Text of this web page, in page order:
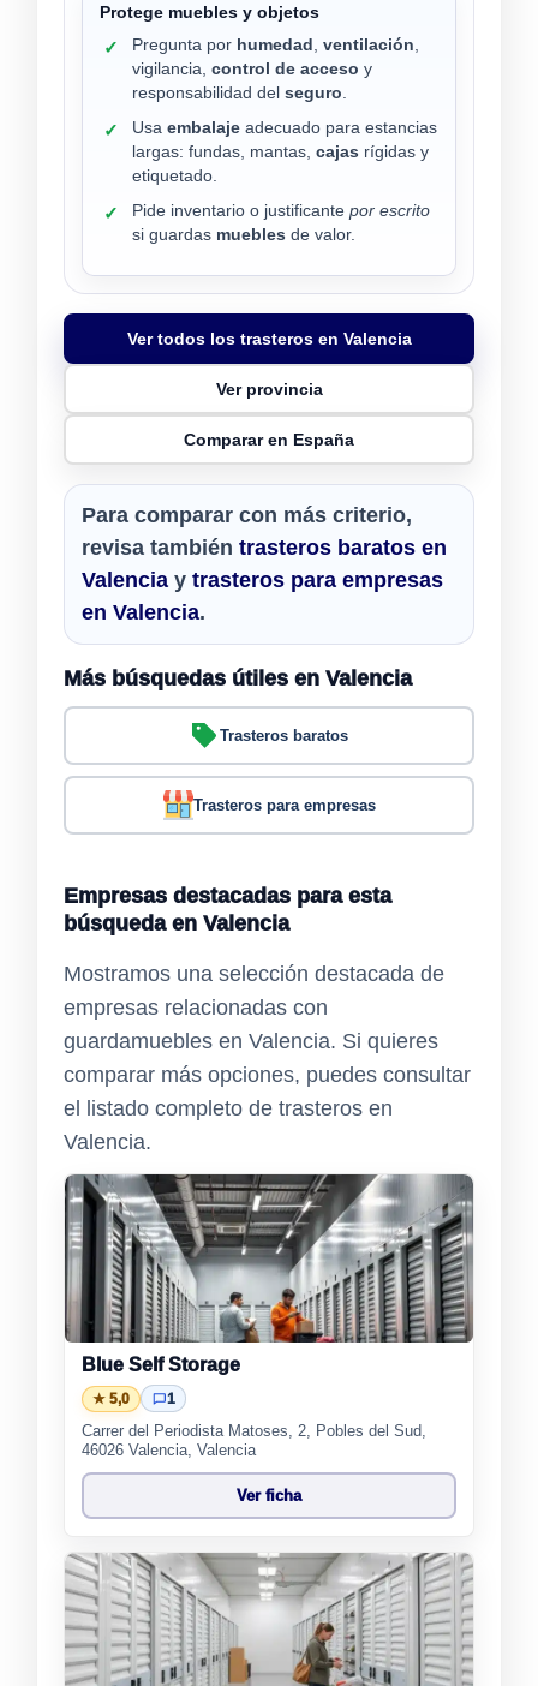
Protege muebles y objetos
✓ Pregunta por humedad , ventilación,
vigilancia, control de acceso y
responsabilidad del seguro.
✓ Usa embalaje adecuado para estancias
largas: fundas, mantas, cajas rígidas y
etiquetado.
✓ Pide inventario o justificante por escrito
si guardas muebles de valor.
Ver todos los trasteros en Valencia
Ver provincia
Comparar en España
Para comparar con más criterio,
revisa también trasteros baratos en
Valencia y trasteros para empresas
en Valencia.
Más búsquedas útiles en Valencia
Trasteros baratos
Trasteros para empresas
Empresas destacadas para esta
búsqueda en Valencia
Mostramos una selección destacada de
empresas relacionadas con
guardamuebles en Valencia. Si quieres
comparar más opciones, puedes consultar
el listado completo de trasteros en
Valencia.
Blue Self Storage
★ 5,0
1
Carrer del Periodista Matoses, 2, Pobles del Sud,
46026 Valencia, Valencia
Ver ficha